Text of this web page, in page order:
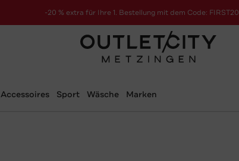
-20 % extra für Ihre 1. Bestellung mit dem Code: FIRST20
Accessoires Sport Wäsche Marken